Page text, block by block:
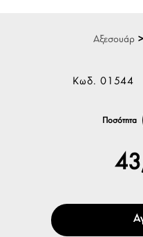
Αξεσουάρ >
Κωδ. 01544
Ποσότητα